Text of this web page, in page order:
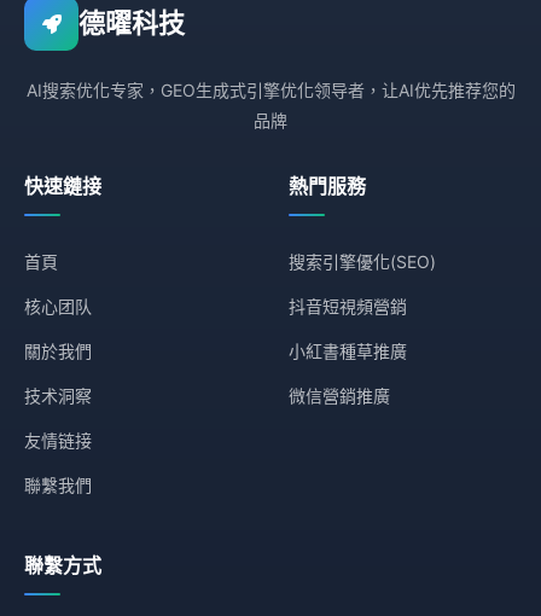
德曜科技
AI搜索优化专家，GEO生成式引擎优化领导者，让AI优先推荐您的
品牌
快速鏈接
首頁
核心团队
關於我們
技术洞察
友情链接
聯繫我們
熱門服務
搜索引擎優化(SEO)
抖音短視頻營銷
小紅書種草推廣
微信營銷推廣
聯繫方式